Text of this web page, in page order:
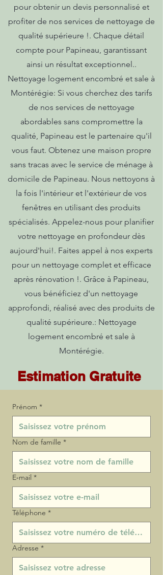
pour obtenir un devis personnalisé et
profiter de nos services de nettoyage de
qualité supérieure !. Chaque détail
compte pour Papineau, garantissant
ainsi un résultat exceptionnel..
Nettoyage logement encombré et sale à
Montérégie: Si vous cherchez des tarifs
de nos services de nettoyage
abordables sans compromettre la
qualité, Papineau est le partenaire qu'il
vous faut. Obtenez une maison propre
sans tracas avec le service de ménage à
domicile de Papineau. Nous nettoyons à
la fois l'intérieur et l'extérieur de vos
fenêtres en utilisant des produits
spécialisés. Appelez-nous pour planifier
votre nettoyage en profondeur dès
aujourd'hui!. Faites appel à nos experts
pour un nettoyage complet et efficace
après rénovation !. Grâce à Papineau,
vous bénéficiez d'un nettoyage
approfondi, réalisé avec des produits de
qualité supérieure.: Nettoyage
logement encombré et sale à
Montérégie.
Estimation Gratuite
Prénom *
Nom de famille *
E‑mail *
Téléphone *
Adresse *